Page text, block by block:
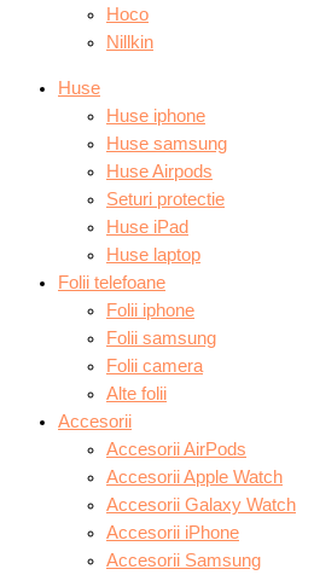
Hoco
Nillkin
Huse
Huse iphone
Huse samsung
Huse Airpods
Seturi protectie
Huse iPad
Huse laptop
Folii telefoane
Folii iphone
Folii samsung
Folii camera
Alte folii
Accesorii
Accesorii AirPods
Accesorii Apple Watch
Accesorii Galaxy Watch
Accesorii iPhone
Accesorii Samsung